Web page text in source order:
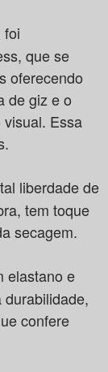
foi
que se
oferecendo
de giz e o
Essa
liberdade de
tem toque
secagem.
elastano e
confere